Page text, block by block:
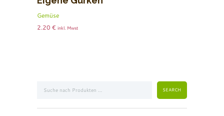
Gemüse
2.20 € inkl. Mwst